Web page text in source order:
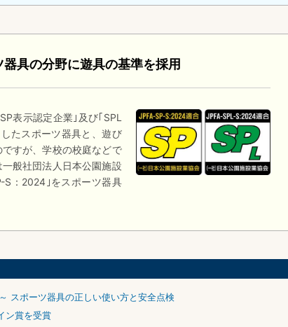
器具の分野に遊具の基準を採用
表示認定企業｣及び｢SPL
たスポーツ器具と、遊び
すが、学校の校庭などで
般社団法人日本公園施設
S：2024｣をスポーツ器具
スポーツ器具の正しい使い方と安全点検
ン賞を受賞